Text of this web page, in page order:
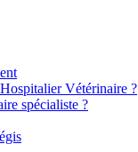
Vétérinaire ?
spécialiste ?